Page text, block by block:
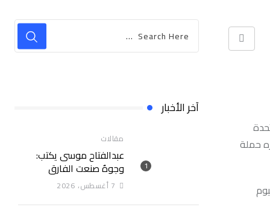
Print
حملة
آخر الأخبار
مقالات
عبدالفتاح موسى يكتب:
وجوهٌ صنعت الفارق
7 أغسطس، 2026